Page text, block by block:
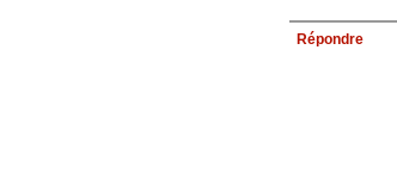
Répondre